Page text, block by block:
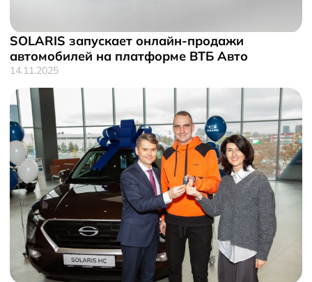
SOLARIS запускает онлайн-продажи
автомобилей на платформе ВТБ Авто
14.11.2025